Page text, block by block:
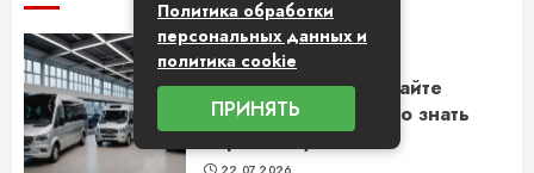
Обзор ассортимента
микроавтобусов на сайте
BusGlobus: что нужно знать
перед покупкой
Политика обработки
персональных данных и
политика cookie
ПРИНЯТЬ